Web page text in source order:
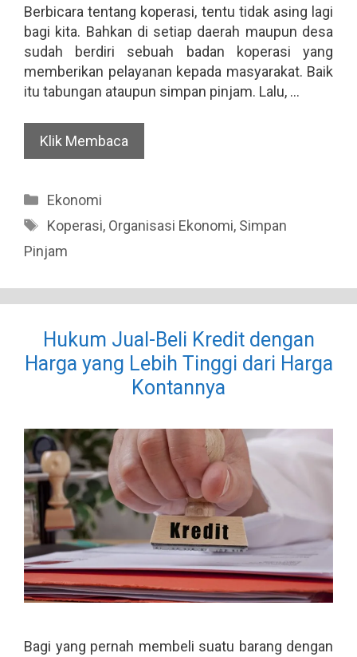
Berbicara tentang koperasi, tentu tidak asing lagi
bagi kita. Bahkan di setiap daerah maupun desa
sudah berdiri sebuah badan koperasi yang
memberikan pelayanan kepada masyarakat. Baik
itu tabungan ataupun simpan pinjam. Lalu, …
Klik Membaca
Categories
Ekonomi
Tags
Koperasi, Organisasi Ekonomi, Simpan
Pinjam
Hukum Jual-Beli Kredit dengan
Harga yang Lebih Tinggi dari Harga
Kontannya
Bagi yang pernah membeli suatu barang dengan